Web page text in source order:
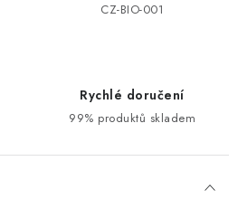
CZ-BIO-001
Rychlé doručení
99% produktů skladem